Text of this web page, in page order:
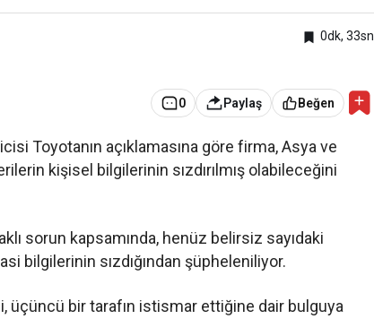
0dk, 33sn
0 Paylaş Beğen
Toyotanın açıklamasına göre firma, Asya ve
kişisel bilgilerinin sızdırılmış olabileceğini
sorun kapsamında, henüz belirsiz sayıdaki
bilgilerinin sızdığından şüpheleniliyor.
üçüncü bir tarafın istismar ettiğine dair bulguya